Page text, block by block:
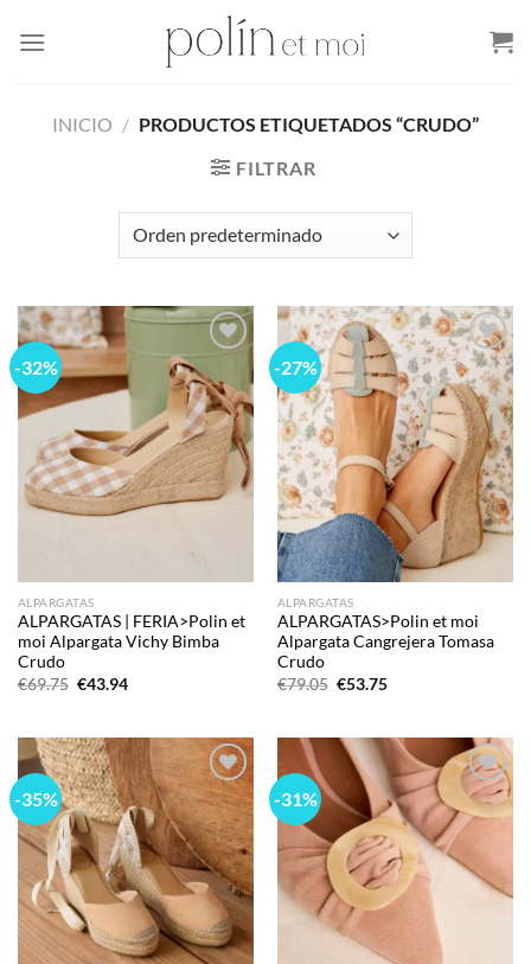
INICIO / PRODUCTOS ETIQUETADOS “CRUDO”
FILTRAR
-32%
wishlist
ALPARGATAS
ALPARGATAS | FERIA>Polin et
moi Alpargata Vichy Bimba
Crudo
€69.75 El
€69.75.
€43.94El
€43.94.
-27%
Add to
wishlist
ALPARGATAS
ALPARGATAS>Polin et moi
Alpargata Cangrejera Tomasa
Crudo
€79.05 El
€79.05.
€53.75El
€53.75.
-35%
Add to
wishlist
-31%
Add to
wishlist